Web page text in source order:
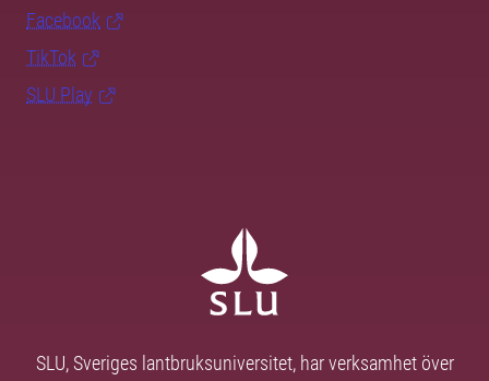
Facebook
TikTok
SLU Play
SLU, Sveriges lantbruksuniversitet, har verksamhet över